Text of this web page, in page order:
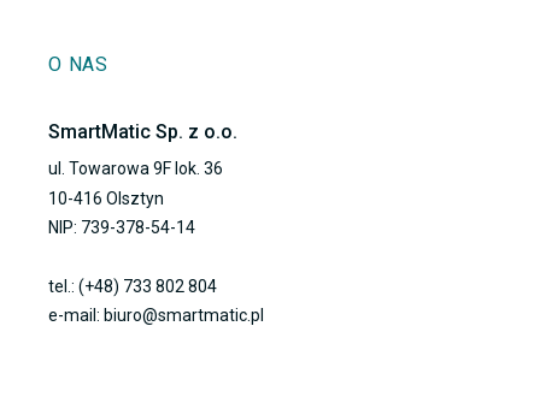
O NAS
SmartMatic Sp. z o.o.
ul. Towarowa 9F lok. 36
10-416 Olsztyn
NIP: 739-378-54-14
tel.: (+48) 733 802 804
e-mail: biuro@smartmatic.pl